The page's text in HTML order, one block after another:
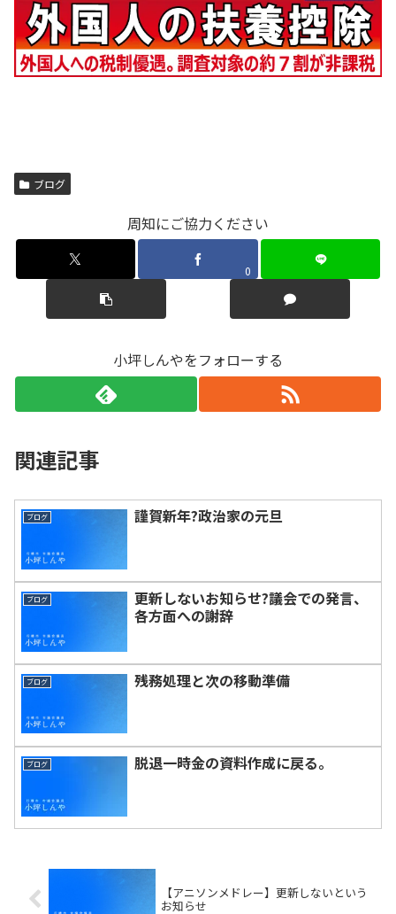
ブログ
周知にご協力ください
0
小坪しんやをフォローする
関連記事
ブログ 謹賀新年?政治家の元旦
ブログ
更新しないお知らせ?議会での発言、
各方面への謝辞
ブログ 残務処理と次の移動準備
ブログ 脱退一時金の資料作成に戻る。
【アニソンメドレー】更新しないという
お知らせ